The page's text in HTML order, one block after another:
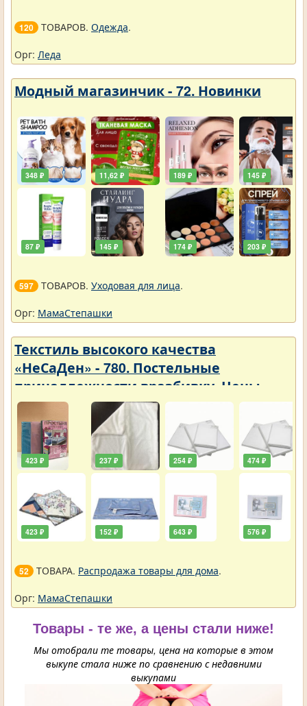
120 ТОВАРОВ. Одежда.
Орг: Леда
Модный магазинчик - 72. Новинки
348 ₽
87 ₽
11,62 ₽
145 ₽
189 ₽
174 ₽
145 ₽
203 ₽
597 ТОВАРОВ. Уходовая для лица.
Орг: МамаСтепашки
Текстиль высокого качества
«НеСаДен» - 780. Постельные
принадлежности вразбивку. Цены
упали
423 ₽
423 ₽
237 ₽
152 ₽
254 ₽
643 ₽
474 ₽
576 ₽
52 ТОВАРА. Распродажа товары для дома.
Орг: МамаСтепашки
Товары - те же, а цены стали ниже!
Мы отобрали те товары, цена на которые в этом
выкупе стала ниже по сравнению с недавними
выкупами